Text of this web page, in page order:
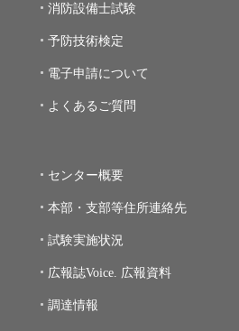
消防設備士試験
予防技術検定
電子申請について
よくあるご質問
センター概要
本部・支部等住所連絡先
試験実施状況
広報誌Voice. 広報資料
調達情報